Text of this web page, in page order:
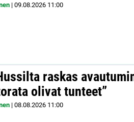
| 09.08.2026 11:00
raskas
olivat tunteet”
| 08.08.2026 11:00